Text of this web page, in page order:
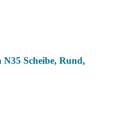
Scheibe, Rund,